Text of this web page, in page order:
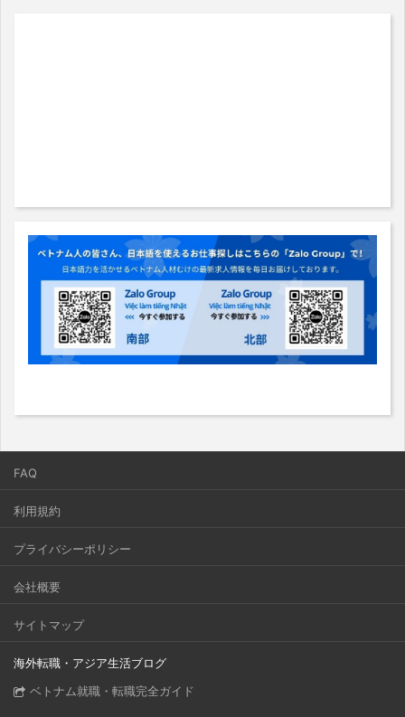
FAQ
利用規約
プライバシーポリシー
会社概要
サイトマップ
海外転職・アジア生活ブログ
ベトナム就職・転職完全ガイド